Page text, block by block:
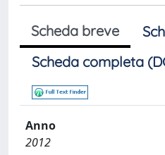
Scheda breve
Scheda completa
Anno
2012